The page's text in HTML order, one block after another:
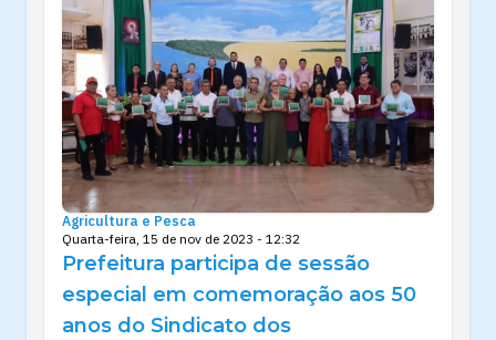
Agricultura e Pesca
Quarta-feira, 15 de nov de 2023 - 12:32
Prefeitura participa de sessão
especial em comemoração aos 50
anos do Sindicato dos